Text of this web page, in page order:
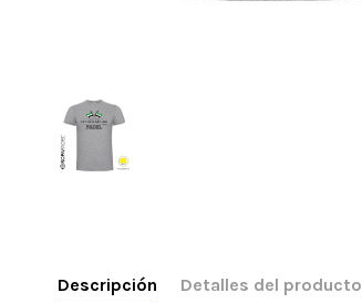
Descripción Detalles del producto